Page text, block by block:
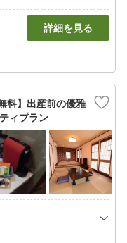
詳細を見る
料】出産前の優雅
ィプラン